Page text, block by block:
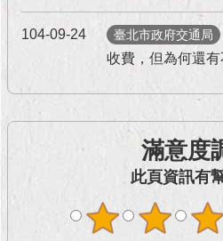
104-09-24 臺北市政府交通局
收費，但為何還
滿意度
此頁資訊有